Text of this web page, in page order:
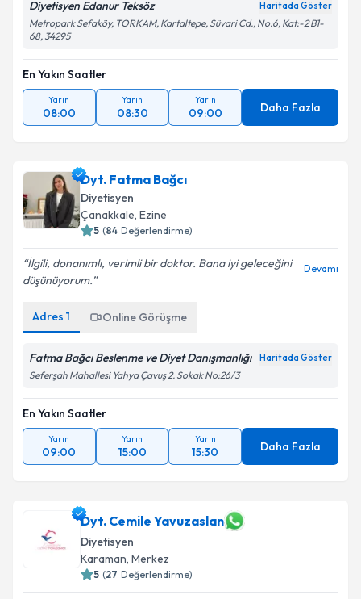
Diyetisyen Edanur Teksöz Haritada Göster
Metropark Sefaköy, TORKAM, Kartaltepe, Süvari Cd., No:6, Kat:-2 B1-
68, 34295
En Yakın Saatler
Yarın
08:00
Yarın
08:30
Yarın
09:00 Daha Fazla
Dyt. Fatma Bağcı
Diyetisyen
Çanakkale, Ezine
5 (84 Değerlendirme)
İlgili, donanımlı, verimli bir doktor. Bana iyi geleceğini
düşünüyorum.
Devamı
Adres 1 Online Görüşme
Fatma Bağcı Beslenme ve Diyet Danışmanlığı Haritada Göster
Seferşah Mahallesi Yahya Çavuş 2. Sokak No:26/3
En Yakın Saatler
Yarın
09:00
Yarın
15:00
Yarın
15:30 Daha Fazla
Dyt. Cemile Yavuzaslan
Diyetisyen
Karaman, Merkez
5 (27 Değerlendirme)